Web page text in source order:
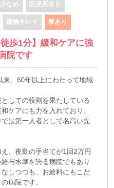
なめ 託児所有り
建物キレイ 寮あり
歩1分】緩和ケアに強
院です
来、60年以上にわたって地域
しての役割を果たしている
ケアにも力を入れており、
は第一人者として名高い先
、夜勤の手当てが1回2万円
与水準を誇る病院でもあり
しつつも、お給料にもこだ
病院です。